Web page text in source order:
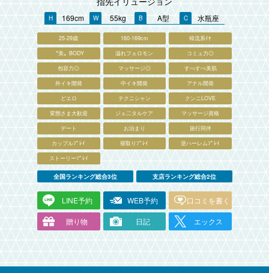
169cm 55kg A型 水瓶座
25-29歳 160-169cm
韓流系ｲｹ
〝美〟BODY
溢れフェロモン
コミュ力◎
包容力◎
マッサージ◎
すべすべ美肌
外イキ開発
中イキ開発
アナル開発
どエロ
テクニシャン
クンニLOVE
変態さま大歓迎
ジェ二タルケア
マッサージ資格
デート
お泊まり
旅行同伴
カップルﾌﾟﾚｲ
寝取りﾌﾟﾚｲ
逆ハーレムﾌﾟﾚｲ
ストーリーﾌﾟﾚｲ
全国ランキング総合3位 支店ランキング総合2位
LINE予約 WEB予約 口コミを書く
贈り物 日記 エックス